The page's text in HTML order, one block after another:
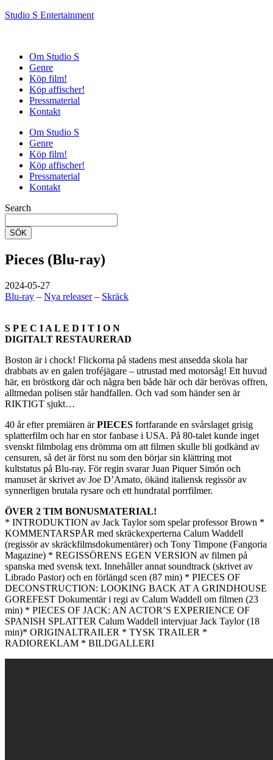
Studio S Entertainment
Om Studio S
Genre
Köp film!
Köp affischer!
Pressmaterial
Kontakt
Om Studio S
Genre
Köp film!
Köp affischer!
Pressmaterial
Kontakt
Search
SÖK
Pieces (Blu-ray)
2024-05-27
Blu-ray – Nya releaser– Skräck
S P E C I A L E D I T I O N
DIGITALT RESTAURERAD
Boston är i chock! Flickorna på stadens mest ansedda skola har
drabbats av en galen troféjägare – utrustad med motorsåg! Ett huvud
här, en bröstkorg där och några ben både här och där berövas offren,
alltmedan polisen står handfallen. Och vad som händer sen är
RIKTIGT sjukt…
40 år efter premiären ärPIECES fortfarande en svårslaget grisig
splatterfilm och har en stor fanbase i USA. På 80-talet kunde inget
svenskt filmbolag ens drömma om att filmen skulle bli godkänd av
censuren, så det är först nu som den börjar sin klättring mot
kultstatus på Blu-ray. För regin svarar Juan Piquer Simón och
manuset är skrivet av Joe D’Amato, ökänd italiensk regissör av
synnerligen brutala rysare och ett hundratal porrfilmer.
ÖVER 2 TIM BONUSMATERIAL!
* INTRODUKTION av Jack Taylor som spelar professor Brown *
KOMMENTARSPÅR med skräckexperterna Calum Waddell
(regissör av skräckfilmsdokumentärer) och Tony Timpone (Fangoria
Magazine) * REGISSÖRENS EGEN VERSION av filmen på
spanska med svensk text. Innehåller annat soundtrack (skrivet av
Librado Pastor) och en förlängd scen (87 min) * PIECES OF
DECONSTRUCTION: LOOKING BACK AT A GRINDHOUSE
GOREFEST Dokumentär i regi av Calum Waddell om filmen (23
min) * PIECES OF JACK: AN ACTOR’S EXPERIENCE OF
SPANISH SPLATTER Calum Waddell intervjuar Jack Taylor (18
min)* ORIGINALTRAILER * TYSK TRAILER *
RADIOREKLAM * BILDGALLERI